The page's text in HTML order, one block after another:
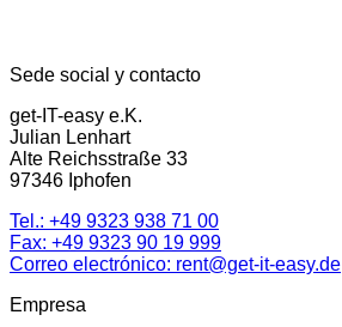
Sede social y contacto
get-IT-easy e.K.
Julian Lenhart
Alte Reichsstraße 33
97346 Iphofen
Tel.: +49 9323 938 71 00
Fax: +49 9323 90 19 999
Correo electrónico: rent@get-it-easy.de
Empresa